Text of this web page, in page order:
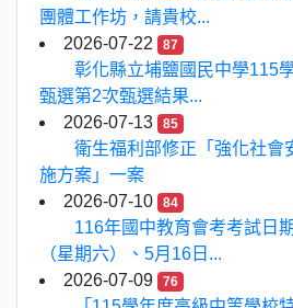
團體工作坊，請貴校...
2026-07-22
87
彰化縣立埔鹽國民中學115
甄選第2次甄選結果...
2026-07-13
85
衛生福利部修正「強化社會
施方案」一案
2026-07-10
84
116年國中教育會考考試日
（星期六）、5月16日...
2026-07-09
76